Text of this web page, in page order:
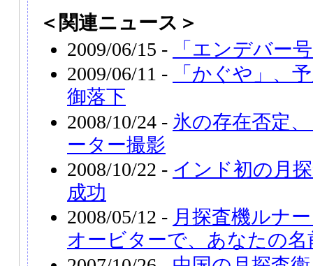
＜関連ニュース＞
2009/06/15 -
「エンデバー
2009/06/11 -
「かぐや」、
御落下
2008/10/24 - 氷の存在否定
ーター撮影
2008/10/22 - インド初の月
成功
2008/05/12 - 月探査機ルナ
オービターで、あなたの